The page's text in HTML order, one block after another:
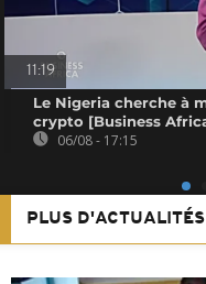
11:19
Le Nigeria cherche à
crypto [Business
06/08 - 17:15
PLUS D'ACTUALITÉS